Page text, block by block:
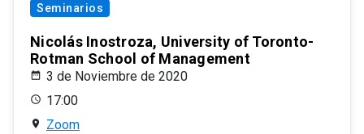
Seminarios
Nicolás Inostroza, University of Toronto-
Rotman School of Management
3 de Noviembre de 2020
17:00
Zoom